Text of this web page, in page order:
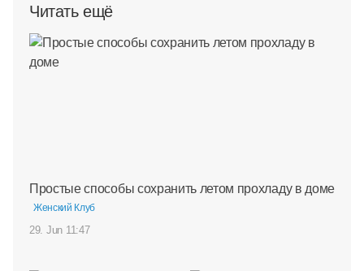
Читать ещё
Простые способы сохранить летом прохладу в доме
Женский Клуб
29. Jun 11:47